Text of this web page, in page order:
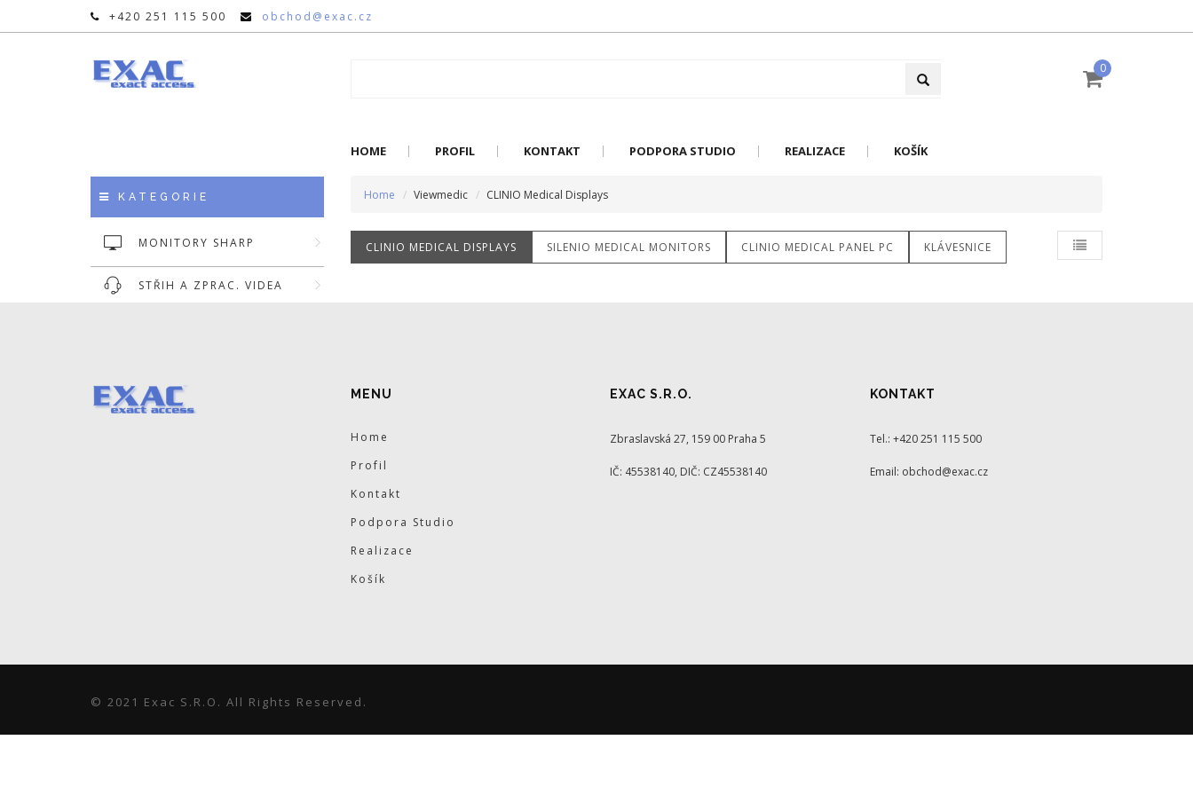
+420 251 115 500 obchod@exac.cz
0
HOME PROFIL KONTAKT PODPORA STUDIO REALIZACE KOŠÍK
KATEGORIE
MONITORY SHARP
STŘIH A ZPRAC. VIDEA
Home Viewmedic CLINIO Medical Displays
CLINIO MEDICAL DISPLAYS SILENIO MEDICAL MONITORS CLINIO MEDICAL PANEL PC KLÁVESNICE
MENU
Home
Profil
Kontakt
Podpora Studio
Realizace
Košík
EXAC S.R.O.
Zbraslavská 27, 159 00 Praha 5
IČ: 45538140, DIČ: CZ45538140
KONTAKT
Tel.: +420 251 115 500
Email: obchod@exac.cz
© 2021 Exac S.r.o. All Rights Reserved.